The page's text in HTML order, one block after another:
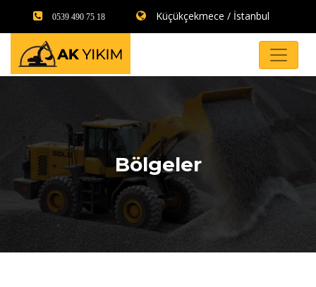
0539 490 75 18 Küçükçekmece / İstanbul
Bölgeler